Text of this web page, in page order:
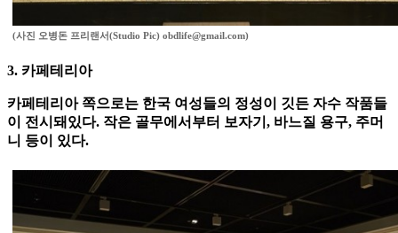
(사진 오병돈 프리랜서(Studio Pic) obdlife@gmail.com)
3. 카페테리아
카페테리아 쪽으로는 한국 여성들의 정성이 깃든 자수 작품들
이 전시돼있다. 작은 골무에서부터 보자기, 바느질 용구, 주머
니 등이 있다.